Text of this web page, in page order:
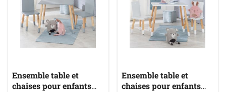
Ensemble table et
chaises pour enfants
Ensemble table et
chaises pour enfants